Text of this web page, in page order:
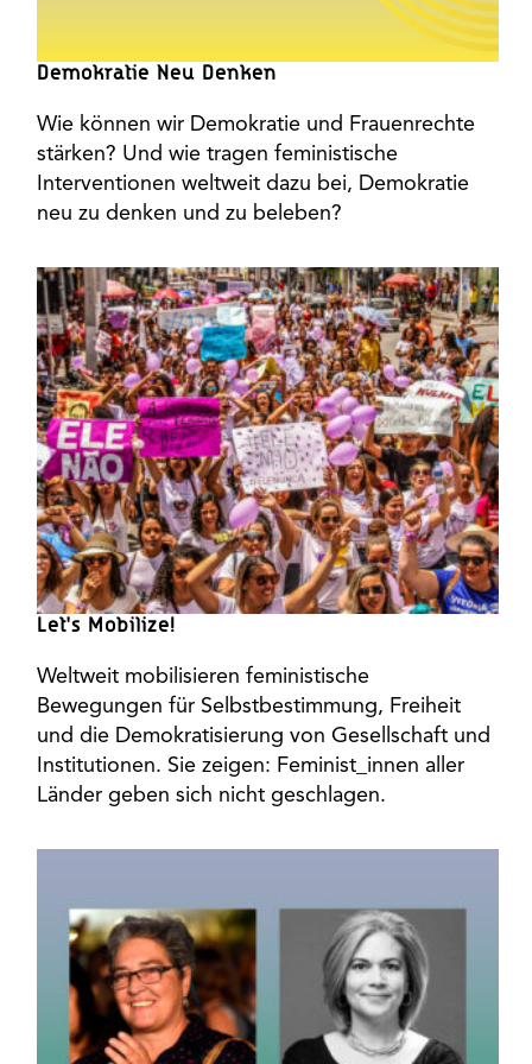
Demokratie Neu Denken
Wie können wir Demokratie und Frauenrechte
stärken? Und wie tragen feministische
Interventionen weltweit dazu bei, Demokratie
neu zu denken und zu beleben?
Let’s Mobilize!
Weltweit mobilisieren feministische
Bewegungen für Selbstbestimmung, Freiheit
und die Demokratisierung von Gesellschaft und
Institutionen. Sie zeigen: Feminist_innen aller
Länder geben sich nicht geschlagen.